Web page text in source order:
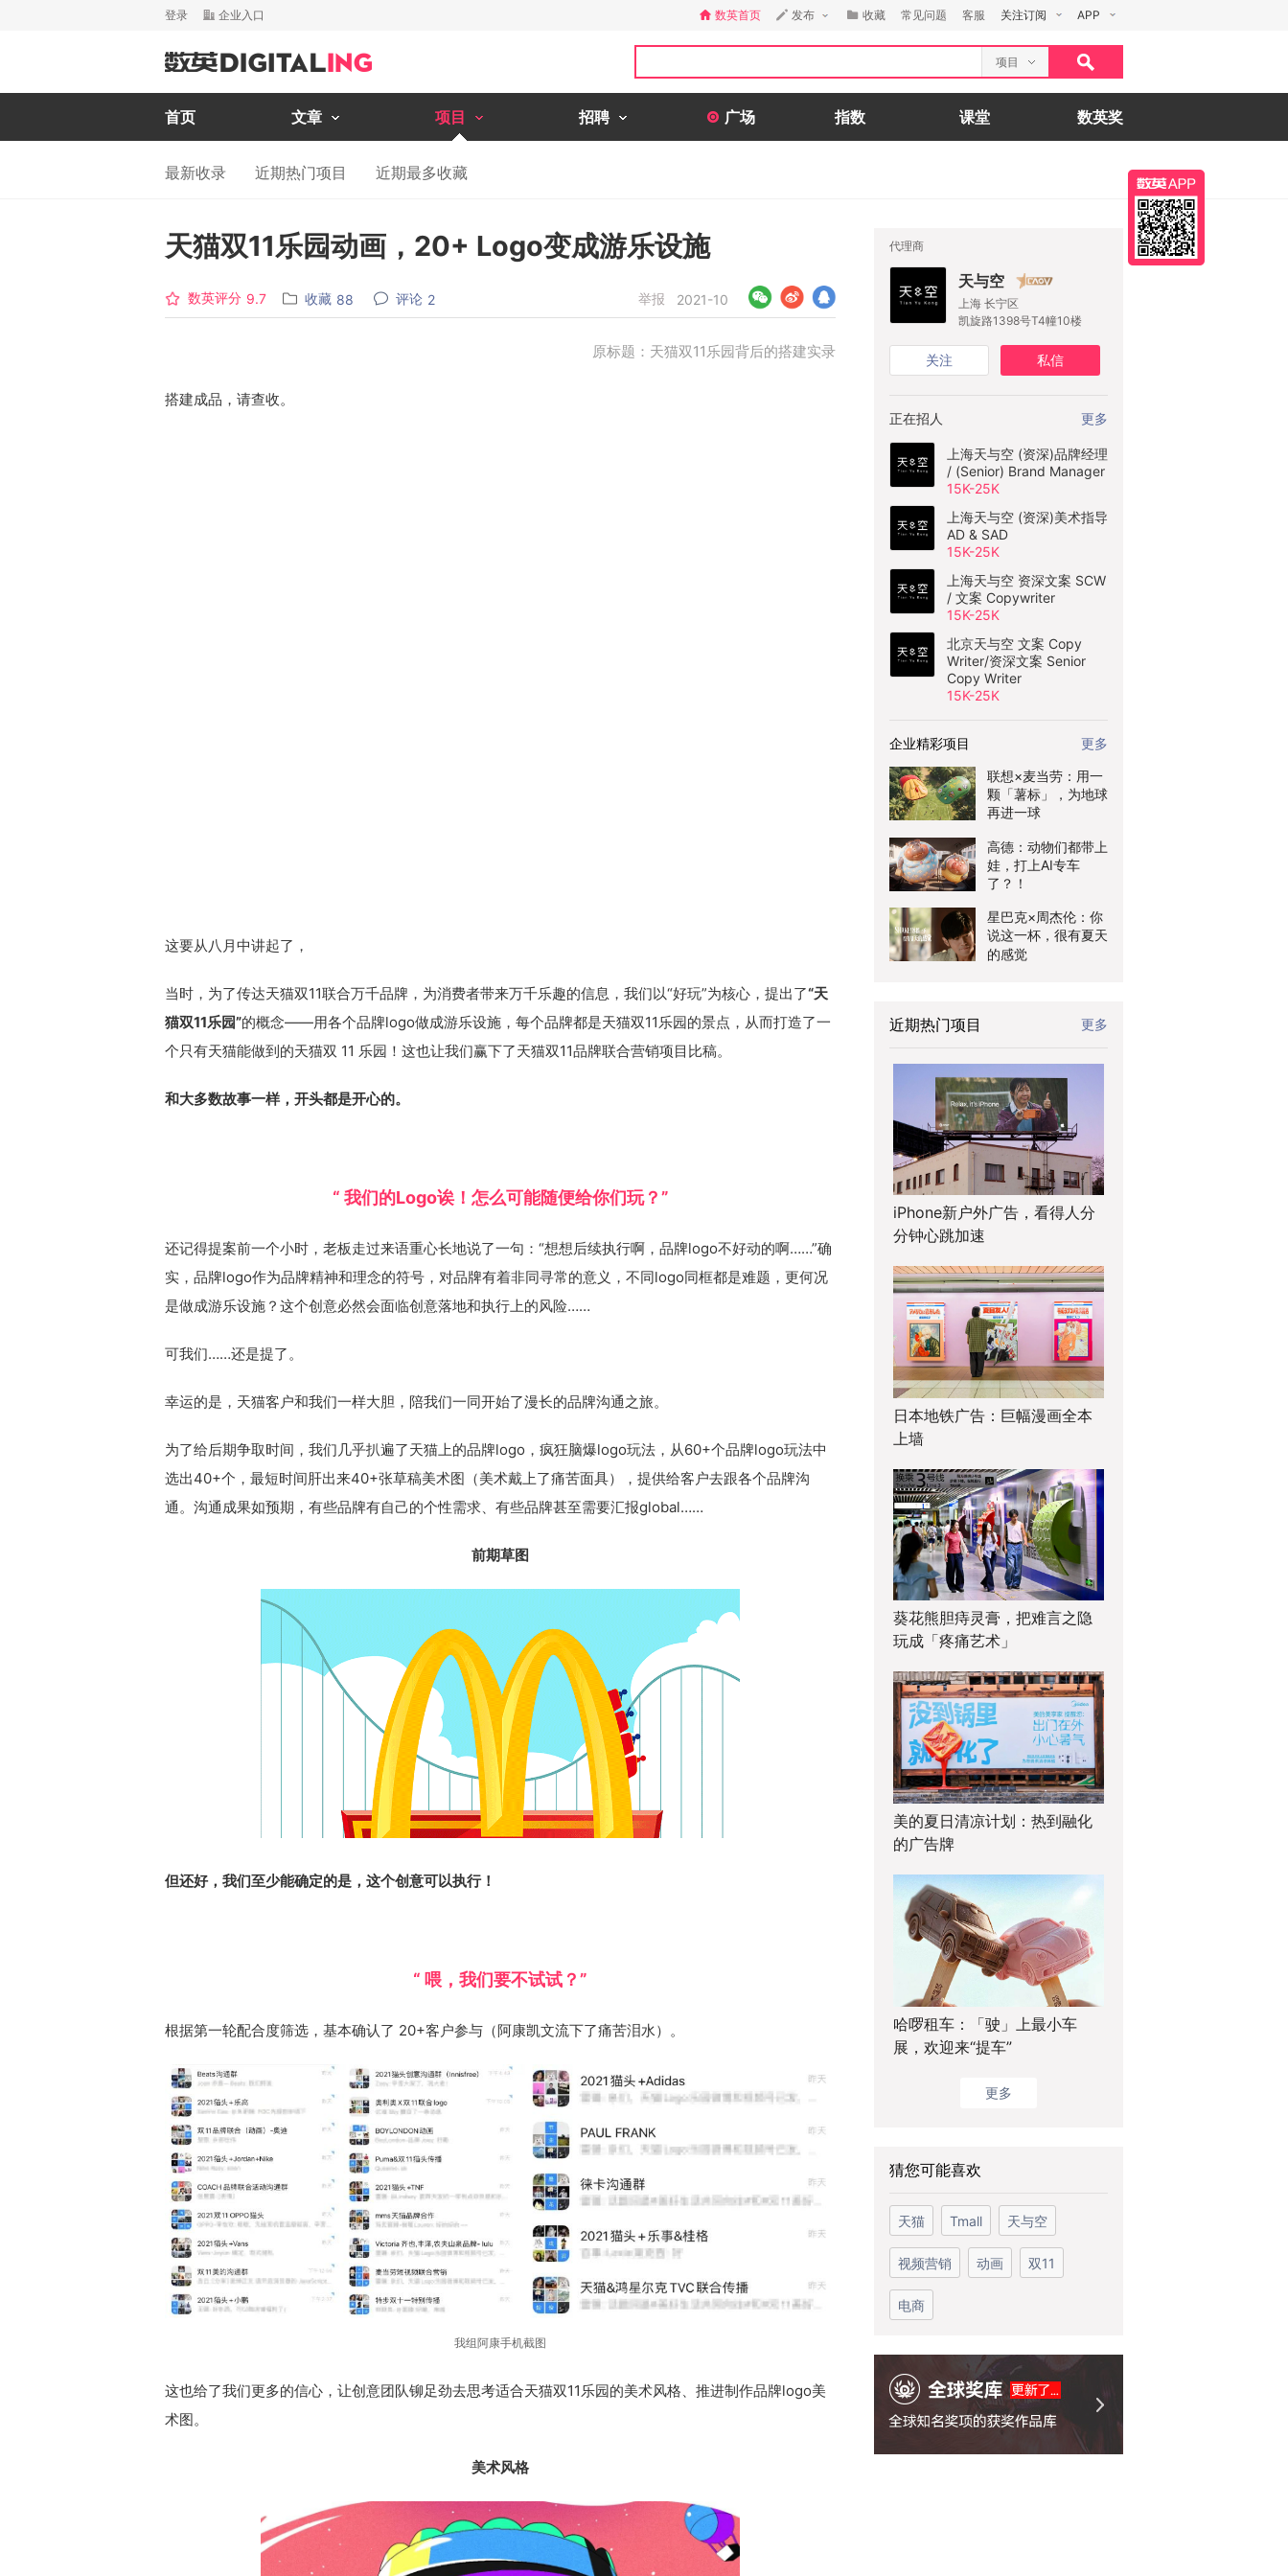
登录 企业入口 数英首页 发布 收藏 常见问题 客服 关注订阅 APP
项目
首页 文章 项目 招聘 广场 指数 课堂 数英奖
最新收录 近期热门项目 近期最多收藏
天猫双11乐园动画，20+ Logo变成游乐设施
数英评分 9.7 收藏 88 评论 2 举报 2021-10
原标题：天猫双11乐园背后的搭建实录
搭建成品，请查收。
这要从八月中讲起了，
当时，为了传达天猫双11联合万千品牌，为消费者带来万千乐趣的信息，我们以“好玩”为核心，提出了“天
猫双11乐园”的概念——用各个品牌logo做成游乐设施，每个品牌都是天猫双11乐园的景点，从而打造了一
个只有天猫能做到的天猫双 11 乐园！这也让我们赢下了天猫双11品牌联合营销项目比稿。
和大多数故事一样，开头都是开心的。
“ 我们的Logo诶！怎么可能随便给你们玩？”
还记得提案前一个小时，老板走过来语重心长地说了一句：“想想后续执行啊，品牌logo不好动的啊……”确
实，品牌logo作为品牌精神和理念的符号，对品牌有着非同寻常的意义，不同logo同框都是难题，更何况
是做成游乐设施？这个创意必然会面临创意落地和执行上的风险……
可我们……还是提了。
幸运的是，天猫客户和我们一样大胆，陪我们一同开始了漫长的品牌沟通之旅。
为了给后期争取时间，我们几乎扒遍了天猫上的品牌logo，疯狂脑爆logo玩法，从60+个品牌logo玩法中
选出40+个，最短时间肝出来40+张草稿美术图（美术戴上了痛苦面具），提供给客户去跟各个品牌沟
通。沟通成果如预期，有些品牌有自己的个性需求、有些品牌甚至需要汇报global……
前期草图
但还好，我们至少能确定的是，这个创意可以执行！
“ 喂，我们要不试试？”
根据第一轮配合度筛选，基本确认了 20+客户参与（阿康凯文流下了痛苦泪水）。
我组阿康手机截图
这也给了我们更多的信心，让创意团队铆足劲去思考适合天猫双11乐园的美术风格、推进制作品牌logo美
术图。
美术风格
代理商
天与空
上海 长宁区
凯旋路1398号T4幢10楼
关注 私信
正在招人 更多
上海天与空 (资深)品牌经理
/ (Senior) Brand Manager
15K-25K
上海天与空 (资深)美术指导
AD & SAD
15K-25K
上海天与空 资深文案 SCW
/ 文案 Copywriter
15K-25K
北京天与空 文案 Copy
Writer/资深文案 Senior
Copy Writer
15K-25K
企业精彩项目 更多
联想×麦当劳：用一
颗「薯标」，为地球
再进一球
高德：动物们都带上
娃，打上AI专车
了？！
星巴克×周杰伦：你
说这一杯，很有夏天
的感觉
近期热门项目 更多
iPhone新户外广告，看得人分
分钟心跳加速
日本地铁广告：巨幅漫画全本
上墙
葵花熊胆痔灵膏，把难言之隐
玩成「疼痛艺术」
美的夏日清凉计划：热到融化
的广告牌
哈啰租车：「驶」上最小车
展，欢迎来“提车”
更多
猜您可能喜欢
天猫 Tmall 天与空
视频营销 动画 双11
电商